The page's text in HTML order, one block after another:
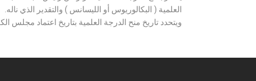
العلمية ( البكالوريوس أو الليسانس ) والتقدير الذي ناله.
ويتحدد تاريخ منح الدرجة العلمية بتاريخ اعتماد مجلس